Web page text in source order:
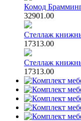
Комод
32901.00
Стеллаж
17313.00
Стеллаж
17313.00